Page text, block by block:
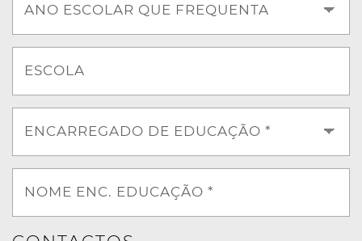
ANO ESCOLAR QUE FREQUENTA
ESCOLA
ENCARREGADO DE EDUCAÇÃO *
NOME ENC. EDUCAÇÃO *